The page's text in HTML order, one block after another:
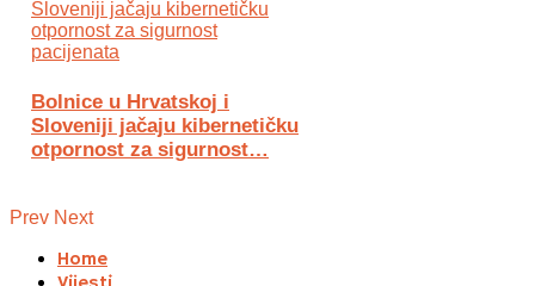
Bolnice u Hrvatskoj i
Sloveniji jačaju kibernetičku
otpornost za sigurnost…
Prev Next
Home